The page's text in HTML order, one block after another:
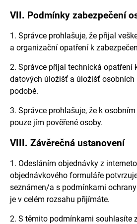
VII. Podmínky zabezpečení
1. Správce prohlašuje, že přijal
a organizační opatření k
2. Správce přijal technická opatření
datových úložišť a úložišť osobních
podobě.
3. Správce prohlašuje, že k
pouze jím pověřené osoby.
VIII. Závěrečná ustanovení
1. Odesláním objednávky z
objednávkového formuláře
seznámen/a s podmínkami
je v celém rozsahu přijímáte.
2. S těmito podmínkami souhlasíte